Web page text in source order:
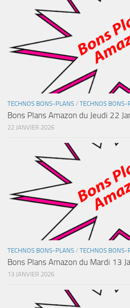
TECHNOS BONS-PLANS / TECHNOS BONS-
Bons Plans Amazon du Jeudi 22
22 JANVIER 2026
TECHNOS BONS-PLANS / TECHNOS BONS-
Bons Plans Amazon du Mardi 13
13 JANVIER 2026